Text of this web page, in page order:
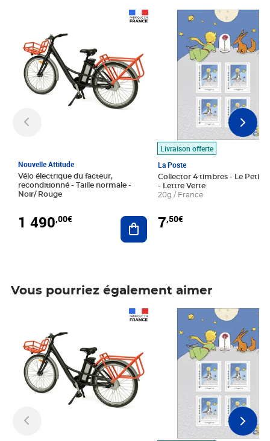
Nouvelle Attitude
Vélo électrique du facteur,
reconditionné - Taille normale -
Noir/ Rouge
1 490,00€ Ajouter au panier
Livraison offerte
La Poste
Collector 4 timbres - Le Petit
- Lettre Verte
20g / France
7,50€
Prix 7,50€
Vous pourriez également aimer
Prix 7,50€